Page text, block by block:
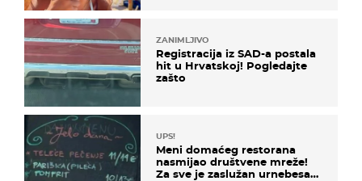
ZANIMLJIVO
Registracija iz SAD-a postala
hit u Hrvatskoj! Pogledajte
zašto
UPS!
Meni domaćeg restorana
nasmijao društvene mreže!
Za sve je zaslužan urnebesan